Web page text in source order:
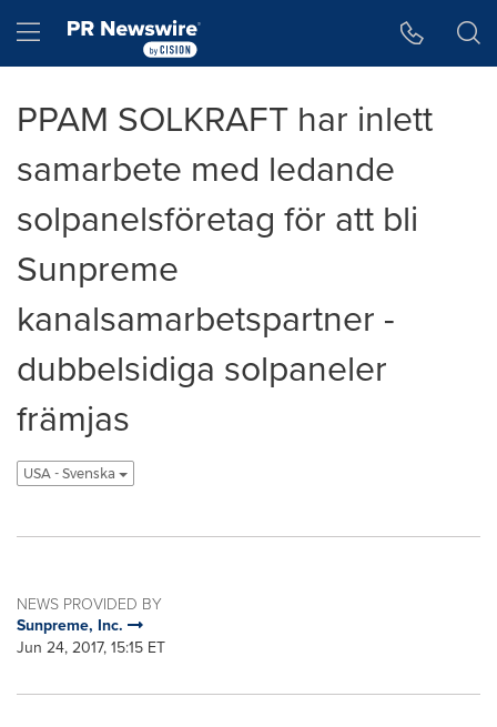
Hamburger menu
PPAM SOLKRAFT har inlett
samarbete med ledande
solpanelsföretag för att bli
Sunpreme
kanalsamarbetspartner -
dubbelsidiga solpaneler
främjas
USA - Svenska
NEWS PROVIDED BY
Sunpreme, Inc.
Jun 24, 2017, 15:15 ET